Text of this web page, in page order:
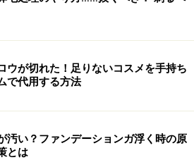
ウが切れた！足りないコスメを手持ち
で代用する方法
汚い？ファンデーションガ浮く時の原
とは